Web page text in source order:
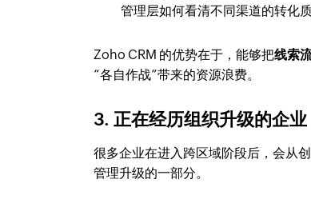
管理层如何看清不同渠道的转化
Zoho CRM 的优势在于，能够把线索
“各自作战”带来的资源浪费。
3. 正在经历组织升级的企业
很多企业在进入跨区域阶段后，会从
管理升级的一部分。